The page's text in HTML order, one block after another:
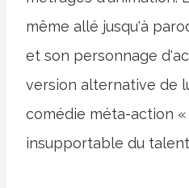
même allé jusqu'à
et son personnage
version alternative de
comédie méta-action
insupportable du